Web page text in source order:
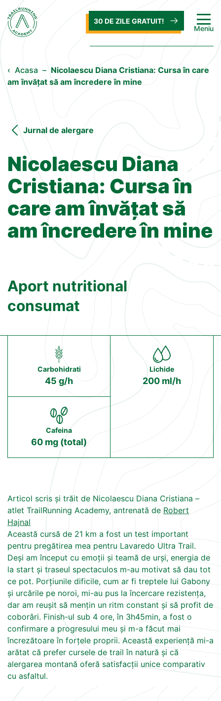
Meniu
30 DE ZILE GRATUIT!
‹ Acasa – Nicolaescu Diana Cristiana: Cursa în care
am învățat să am încredere în mine
Jurnal de alergare
Nicolaescu Diana
Cristiana: Cursa în
care am învățat să
am încredere în mine
Aport nutritional
consumat
Carbohidrati
45 g/h
Lichide
200 ml/h
Cafeina
60 mg (total)
Articol scris și trăit de Nicolaescu Diana Cristiana –
atlet TrailRunning Academy, antrenată de Robert
Hajnal
Această cursă de 21 km a fost un test important
pentru pregătirea mea pentru Lavaredo Ultra Trail.
Deși am început cu emoții și teamă de urși, energia de
la start și traseul spectaculos m-au motivat să dau tot
ce pot. Porțiunile dificile, cum ar fi treptele lui Gabony
și urcările pe noroi, mi-au pus la încercare rezistența,
dar am reușit să mențin un ritm constant și să profit de
coborâri. Finish-ul sub 4 ore, în 3h45min, a fost o
confirmare a progresului meu și m-a făcut mai
încrezătoare în forțele proprii. Această experiență mi-a
arătat că prefer cursele de trail în natură și că
alergarea montană oferă satisfacții unice comparativ
cu asfaltul.